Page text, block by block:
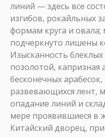
линий — здесь все
изгибов, рокайльных
формам круга и
подчеркнуто лишены
Изысканность
позолотой,
бесконечных
развевающихся лент,
опадание линий и
мере проявившиеся в
Китайский дворец,